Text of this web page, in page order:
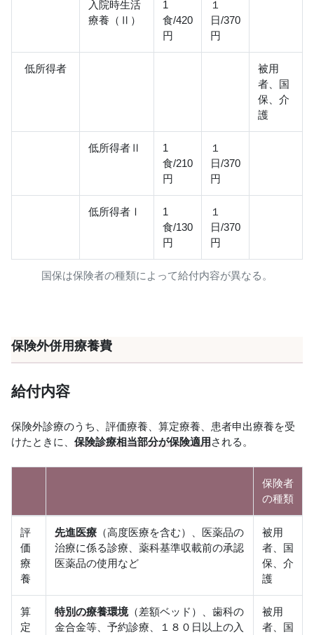
入院時生活
療養（Ⅱ）
1
食/420
円
１
日/370
円
低所得者
被用
者、国
保、介
護
低所得者Ⅱ
1
食/210
円
１
日/370
円
低所得者Ⅰ
1
食/130
円
１
日/370
円
国保は保険者の種類によって給付内容が異なる。
保険外併用療養費
給付内容
保険外診療のうち、評価療養、算定療養、患者申出療養を受
けたときに、 保険診療相当部分が保険適用される。
保険者
の種類
評
価
療
養
先進医療 （高度医療を含む）、医薬品の
治療に係る診療、薬科基準収載前の承認
医薬品の使用など
被用
者、国
保、介
護
算
定
特別の療養環境（差額ベッド）、歯科の
金合金等、予約診療、１８０日以上の入
被用
者、国